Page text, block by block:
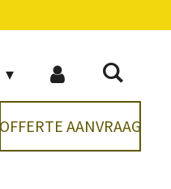
OFFERTE AANVRAAG